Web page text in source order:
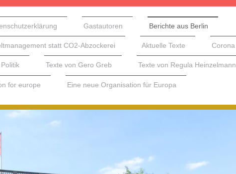
Gastautoren Berichte aus Berlin
statt CO2-Abzockerei Aktuelle Texte Corona
Texte von Gero Greb Texte von Regula Heinzelmann
for europe Eine neue Organisation für Europa